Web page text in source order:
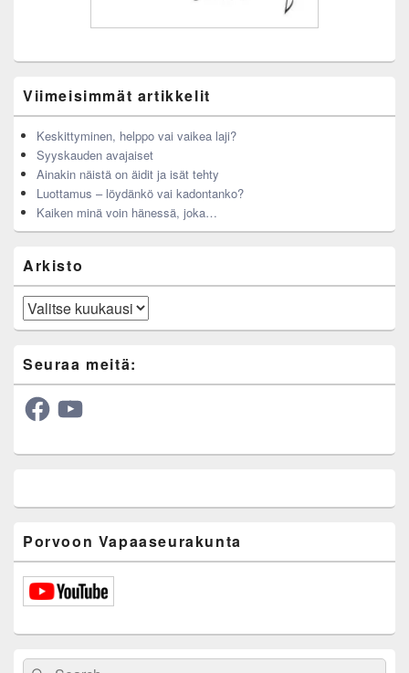
Viimeisimmät artikkelit
Keskittyminen, helppo vai vaikea laji?
Syyskauden avajaiset
Ainakin näistä on äidit ja isät tehty
Luottamus – löydänkö vai kadontanko?
Kaiken minä voin hänessä, joka…
Arkisto
Arkisto
Seuraa meitä:
FacebookYouTube
Porvoon Vapaaseurakunta
Search